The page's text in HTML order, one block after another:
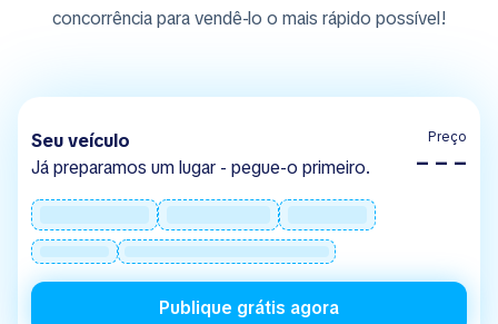
concorrência para vendê-lo o mais rápido possível!
Seu veículo
Já preparamos um lugar - pegue-o primeiro.
Preço
– – –
Publique grátis agora